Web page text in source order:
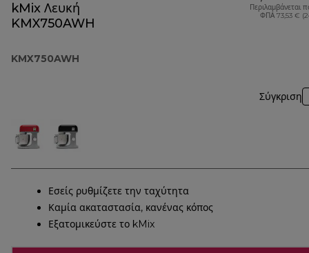
kMix Λευκή
KMX750AWH
KMX750AWH
Περιλαμβάνεται
ΦΠΑ 73,53 €
Σύγκριση
Εσείς ρυθμίζετε την ταχύτητα
Καμία ακαταστασία, κανένας κόπος
Εξατομικεύστε το kMix